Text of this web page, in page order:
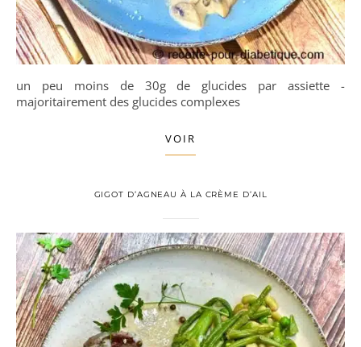
un peu moins de 30g de glucides par assiette -
majoritairement des glucides complexes
VOIR
GIGOT D’AGNEAU À LA CRÈME D’AIL